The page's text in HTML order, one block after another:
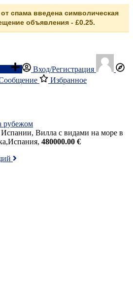
спама введена символическая
объявления - £0.25.
Вход/Регистрация
Избранное
рубежом
Вилла с видами на море в
480000.00 €